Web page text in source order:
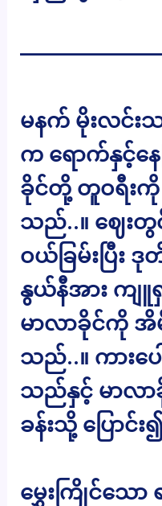
မနက် မိုးလင်း
က ရောက်နှင့်နေ
ခိုင်တို့ တူဝရီးကို
သည်..။ ဈေးတွ
ဝယ်ခြမ်းပြီး
နွယ်နီအား ကျူ
မာလာခိုင်ကို အိ
သည်..။ ကားပ
သည်နှင့် မာလ
ခန်းသို့ ပြောင်
မွှေးကြိုင်သော